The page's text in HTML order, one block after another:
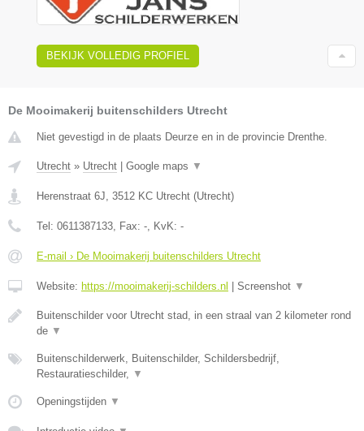
BEKIJK VOLLEDIG PROFIEL
De Mooimakerij buitenschilders Utrecht
Niet gevestigd in de plaats Deurze en in de provincie Drenthe.
Utrecht » Utrecht Google maps ▼
Herenstraat 6J, 3512 KC Utrecht (Utrecht)
Tel: 0611387133, Fax: -, KvK: -
E-mail › De Mooimakerij buitenschilders Utrecht
Website: https://mooimakerij-schilders.nl Screenshot ▼
Buitenschilder voor Utrecht stad, in een straal van 2 kilometer rond
de ▼
Buitenschilderwerk, Buitenschilder, Schildersbedrijf,
Restauratieschilder, ▼
Openingstijden ▼